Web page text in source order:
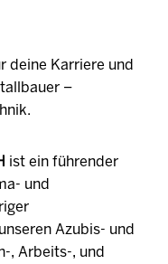
deine Karriere und
–
ist ein führender
und
Azubis- und
, Arbeits-, und